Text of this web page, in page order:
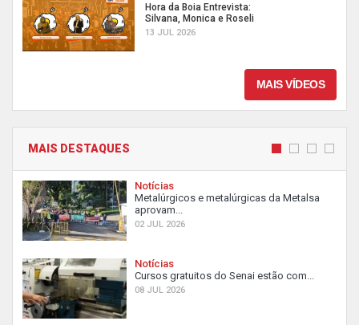
Hora da Boia Entrevista:
Silvana, Monica e Roseli
13 JUL 2026
MAIS VÍDEOS
MAIS DESTAQUES
Notícias
Metalúrgicos e metalúrgicas da Metalsa
aprovam...
02 JUL 2026
Notícias
Cursos gratuitos do Senai estão com...
08 JUL 2026